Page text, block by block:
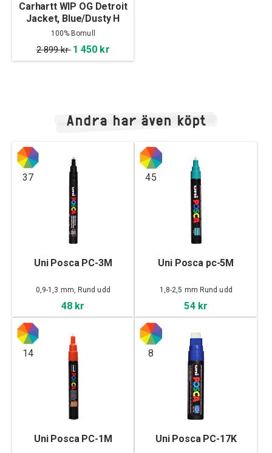
Carhartt WIP OG Detroit
Jacket, Blue/Dusty H
Brown
100% Bomull
2 899 kr 1 450 kr
Andra har även köpt
37
Uni Posca PC-3M
0,9-1,3 mm, Rund udd
48 kr
45
Uni Posca pc-5M
1,8-2,5 mm Rund udd
54 kr
14
Uni Posca PC-1M
8
Uni Posca PC-17K